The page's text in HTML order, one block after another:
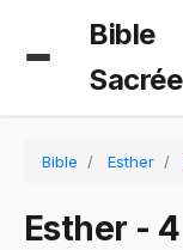
Bible
Sacrée
Bible Esther
Esther - 4